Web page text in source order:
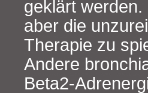
geklärt
aber die
Therapie zu
Andere